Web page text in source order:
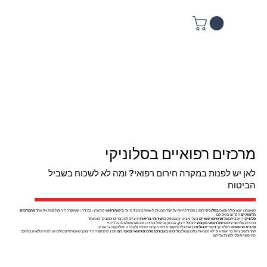
מרכזים רפואיים בסלוניקי
לאן יש לפנות במקרה חירום רפואי? ומה לא לשכוח בשביל
הביטוח
כשאנחנו יוצאים לחופשהבסלוניקיחשוב תמיד להיות על הצד הבטוח, לעשות מבעוד מועדביטוח רפואימהארץ ובמידה ויש מקרה חירום לפנות אל אחדמהמרכזים
הרפואייםהקרובים אליכם.
סלוניקיהיא ביתם שלמרכזים רפואייםבעלי מוניטין המספקיםשירותי בריאותחיוניים למקומיים ולמבקרים כאחד.
מרכזים אלו מציעיםטיפול רפואי מקצועיהכולל ייעוץ, אבחון וטיפול במידה וזה משהו שלא סובל דיחוי.
מרבית הרופאיםבסלוניקידוברי אנגליתכך שתוכלו לתקשר איתם בקלות יחסית ולקבל טיפול מקצועי ואדיב.
למרות שבעיות בריאות אולי לא נמצאות בתכנון שלכםריכזנו בעבורכםמרכזים רפואיים אמיניםוזמינים למקרה חירום כך שאם תזדקקו לסיוע רפואי כלשהו במהלך
החופשה תוכלו לפנות אליהם.